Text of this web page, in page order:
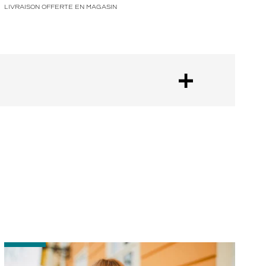
LIVRAISON OFFERTE EN MAGASIN
-
Comment